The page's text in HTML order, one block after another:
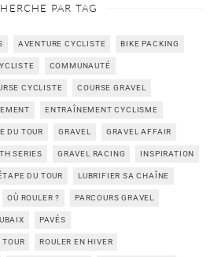
PAR TAG
AVENTURE CYCLISTE BIKE PACKING
COMMUNAUTÉ
CYCLISTE COURSE GRAVEL
ENTRAÎNEMENT CYCLISME
DU TOUR GRAVEL GRAVEL AFFAIR
SERIES GRAVEL RACING INSPIRATION
DU TOUR LUBRIFIER SA CHAÎNE
OÙ ROULER ? PARCOURS GRAVEL
PAVÉS
ROULER EN HIVER